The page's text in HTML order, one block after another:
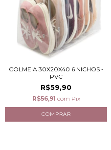
COLMEIA 30X20X40 6 NICHOS -
PVC
R$59,90
R$56,91 com Pix